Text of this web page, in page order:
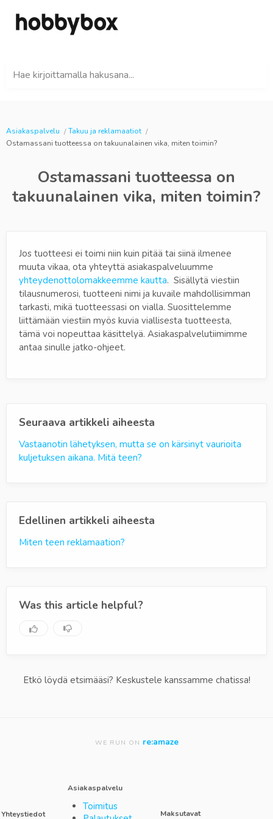
Hae kirjoittamalla hakusana...
Asiakaspalvelu
Takuu ja reklamaatiot
Ostamassani tuotteessa on takuunalainen vika, miten toimin?
Ostamassani tuotteessa on
takuunalainen vika, miten toimin?
Jos tuotteesi ei toimi niin kuin pitää tai siinä ilmenee
muuta vikaa, ota yhteyttä asiakaspalveluumme
yhteydenottolomakkeemme kautta. Sisällytä viestiin
tilausnumerosi, tuotteeni nimi ja kuvaile mahdollisimman
tarkasti, mikä tuotteessasi on vialla. Suosittelemme
liittämään viestiin myös kuvia viallisesta tuotteesta,
tämä voi nopeuttaa käsittelyä. Asiakaspalvelutiimimme
antaa sinulle jatko-ohjeet.
Seuraava artikkeli aiheesta
Vastaanotin lähetyksen, mutta se on kärsinyt vaurioita
kuljetuksen aikana. Mitä teen?
Edellinen artikkeli aiheesta
Miten teen reklamaation?
Was this article helpful?
Etkö löydä etsimääsi? Keskustele kanssamme chatissa!
WE RUN ON re:amaze
Yhteystiedot
Asiakaspalvelu
Toimitus
Maksutavat